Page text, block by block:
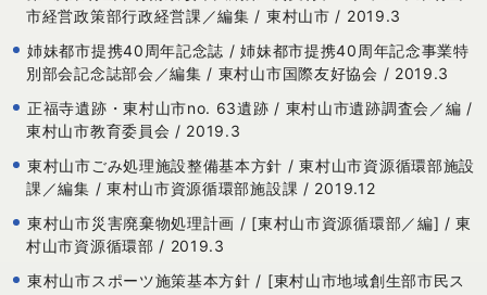
市経営政策部行政経営課／編集 / 東村山市 / 2019.3
姉妹都市提携40周年記念誌 / 姉妹都市提携40周年記念事業特
別部会記念誌部会／編集 / 東村山市国際友好協会 / 2019.3
正福寺遺跡・東村山市no. 63遺跡 / 東村山市遺跡調査会／編 /
東村山市教育委員会 / 2019.3
東村山市ごみ処理施設整備基本方針 / 東村山市資源循環部施設
課／編集 / 東村山市資源循環部施設課 / 2019.12
東村山市災害廃棄物処理計画 / [東村山市資源循環部／編] / 東
村山市資源循環部 / 2019.3
東村山市スポーツ施策基本方針 / [東村山市地域創生部市民ス